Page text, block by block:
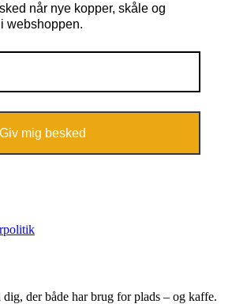
når nye kopper, skåle og
webshoppen.
Giv mig besked
der både har brug for plads – og kaffe.